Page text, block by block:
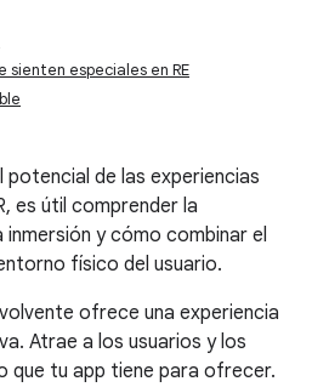
sienten especiales en RE
de las experiencias
es útil comprender la
y cómo combinar el
físico del usuario.
ofrece una experiencia
Atrae a los usuarios y los
que tu app tiene para ofrecer.